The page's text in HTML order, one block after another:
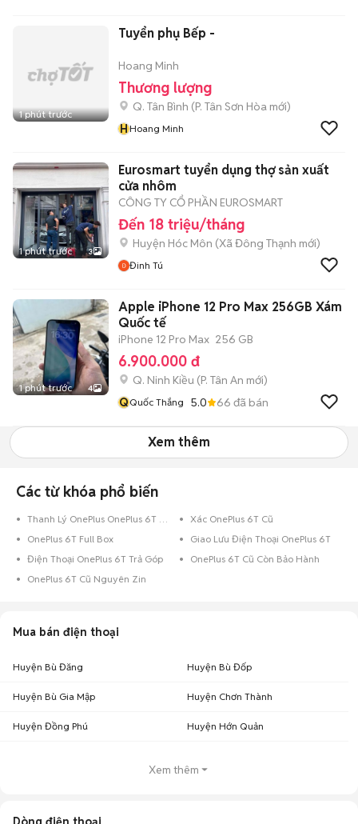
1 phút trước
Tuyển phụ Bếp -
Hoang Minh
Thương lượng
Q. Tân Bình (P. Tân Sơn Hòa mới)
HHoang Minh
1 phút trước 3
Eurosmart tuyển dụng thợ sản xuất
cửa nhôm
CÔNG TY CỔ PHẦN EUROSMART
Đến 18 triệu/tháng
Huyện Hóc Môn (Xã Đông Thạnh mới)
Đinh Tú
1 phút trước 4
Apple iPhone 12 Pro Max 256GB Xám
Quốc tế
iPhone 12 Pro Max 256 GB
6.900.000 đ
Q. Ninh Kiều (P. Tân An mới)
QQuốc Thắng 5.0 66 đã bán
Xem thêm
Các từ khóa phổ biến
Thanh Lý OnePlus OnePlus 6T Cũ
Xác OnePlus 6T Cũ
OnePlus 6T Full Box
Giao Lưu Điện Thoại OnePlus 6T
Điện Thoại OnePlus 6T Trả Góp
OnePlus 6T Cũ Còn Bảo Hành
OnePlus 6T Cũ Nguyên Zin
Mua bán điện thoại
Huyện Bù Đăng Huyện Bù Đốp
Huyện Bù Gia Mập Huyện Chơn Thành
Huyện Đồng Phú Huyện Hớn Quản
Xem thêm